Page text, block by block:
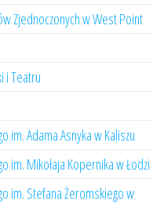
Zjednoczonych w West Point
i Teatru
im. Adama Asnyka w Kaliszu
im. Mikołaja Kopernika w Łodzi
im. Stefana Żeromskiego w